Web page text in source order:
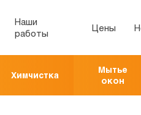
Наши
работы
Цены
Химчистка
Мытье
окон